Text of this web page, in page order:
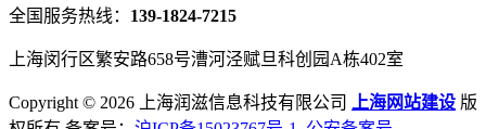
全国服务热线： 139-1824-7215
上海闵行区繁安路658号漕河泾赋旦科创园A栋402室
Copyright © 2026 上海润滋信息科技有限公司 上海网站建设 版